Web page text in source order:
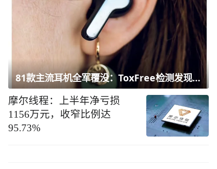
81款主流耳机全军覆没：ToxFree检测发现均含对人体有害化学物质
摩尔线程：上半年净亏损
1156万元，收窄比例达
95.73%